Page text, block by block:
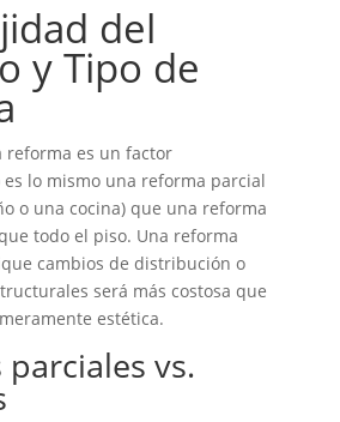
del
y Tipo de
reforma es un factor
lo mismo una reforma parcial
o una cocina) que una reforma
todo el piso. Una reforma
cambios de distribución o
será más costosa que
estética.
vs.